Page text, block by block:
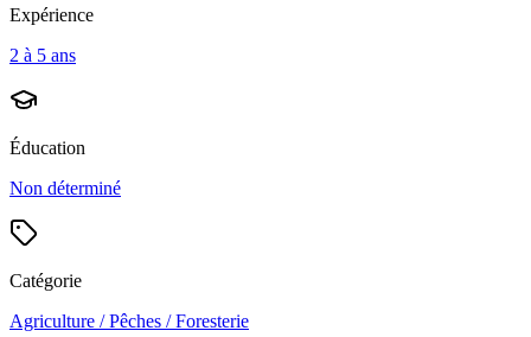
Expérience
2 à 5 ans
Éducation
Non déterminé
Catégorie
Agriculture / Pêches / Foresterie